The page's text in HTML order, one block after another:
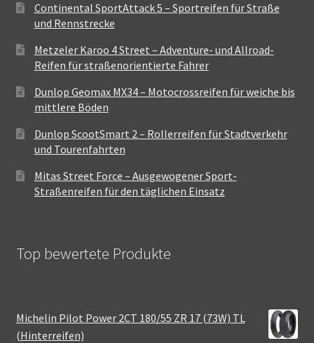
Continental SportAttack 5 – Sportreifen für Straße
und Rennstrecke
Metzeler Karoo 4 Street – Adventure- und Allroad-
Reifen für straßenorientierte Fahrer
Dunlop Geomax MX34 – Motocrossreifen für weiche bis
mittlere Böden
Dunlop ScootSmart 2 – Rollerreifen für Stadtverkehr
und Tourenfahrten
Mitas Street Force – Ausgewogener Sport-
Straßenreifen für den täglichen Einsatz
Top bewertete Produkte
Michelin Pilot Power 2CT 180/55 ZR 17 (73W) TL
(Hinterreifen)